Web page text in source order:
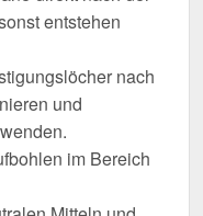
entstehen
nach
und
im Bereich